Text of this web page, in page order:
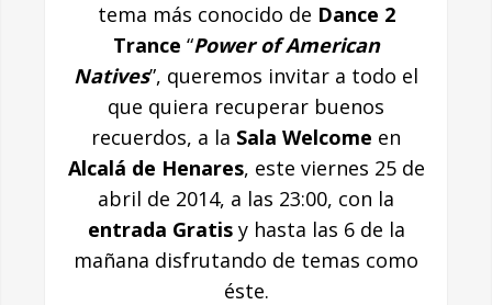
tema más conocido de Dance 2
Trance “Power of American
Natives”, queremos invitar a todo el
que quiera recuperar buenos
recuerdos, a la Sala Welcome en
Alcalá de Henares, este viernes 25 de
abril de 2014, a las 23:00, con la
entrada Gratisy hasta las 6 de la
mañana disfrutando de temas como
éste.